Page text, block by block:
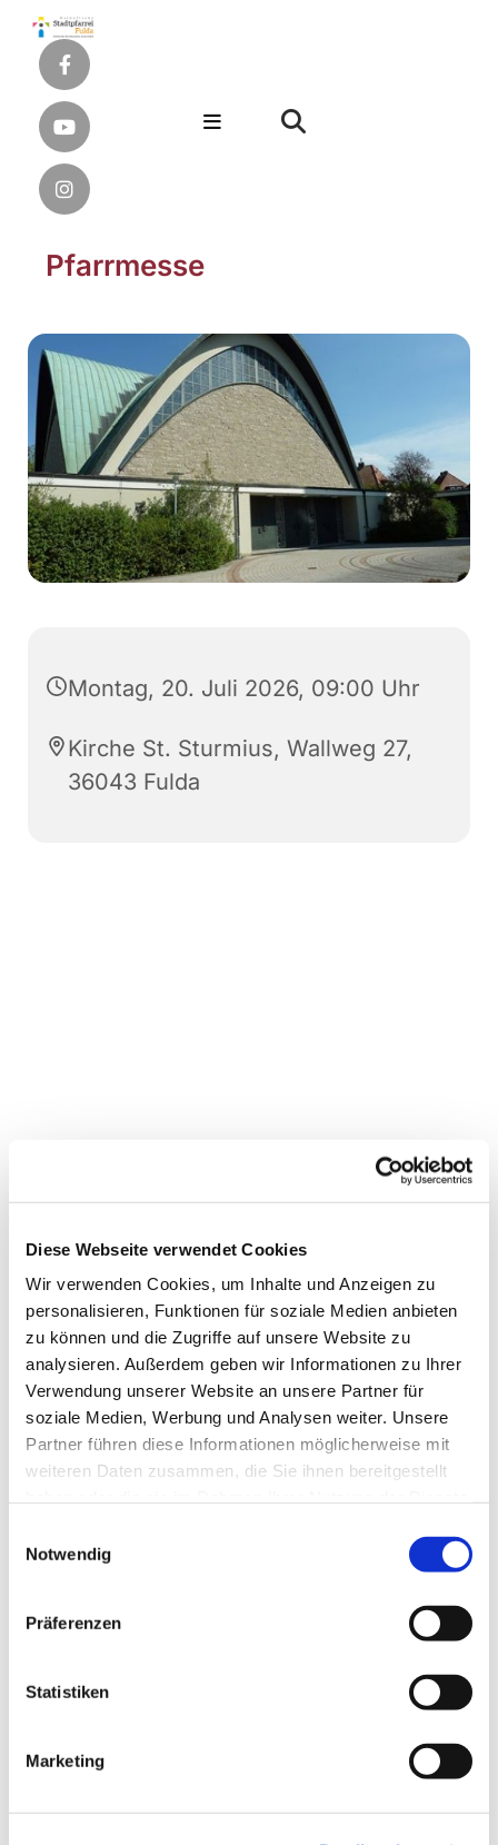
Diese Webseite verwendet Cookies
Wir verwenden Cookies, um Inhalte und Anzeigen zu
personalisieren, Funktionen für soziale Medien anbieten
zu können und die Zugriffe auf unsere Website zu
analysieren. Außerdem geben wir Informationen zu Ihrer
Verwendung unserer Website an unsere Partner für
soziale Medien, Werbung und Analysen weiter. Unsere
Partner führen diese Informationen möglicherweise mit
weiteren Daten zusammen, die Sie ihnen bereitgestellt
Notwendig
Präferenzen
Statistiken
Marketing
Pfarrmesse
Montag, 20. Juli 2026, 09:00 Uhr
Kirche St. Sturmius, Wallweg 27,
36043 Fulda
Dies könnte Sie auch
interessieren